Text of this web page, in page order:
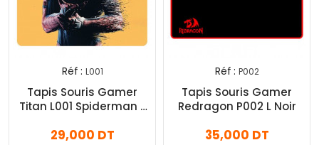
Réf : L001
Tapis Souris Gamer
Titan L001 Spiderman L
29,000 DT
Réf : P002
Tapis Souris Gamer
Redragon P002 L Noir
35,000 DT